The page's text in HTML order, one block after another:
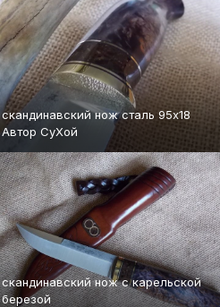
скандинавский нож сталь 95х18
Автор СуХой
скандинавский нож с карельской
березой